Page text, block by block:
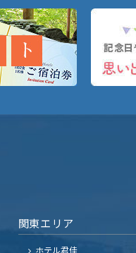
関東エリア
ホテル君佳